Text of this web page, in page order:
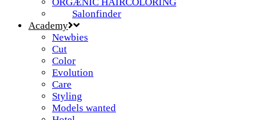
Salonfinder
Academy
Newbies
Cut
Color
Evolution
Care
Styling
Models wanted